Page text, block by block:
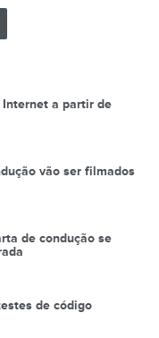
a partir de
vão ser filmados
de condução se
de código